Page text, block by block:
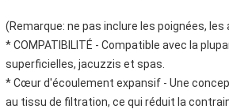
(Remarque: ne pas inclure les poignées,
* COMPATIBILITÉ - Compatible avec la
superficielles, jacuzzis et spas.
* Cœur d'écoulement expansif - Une
au tissu de filtration, ce qui réduit la